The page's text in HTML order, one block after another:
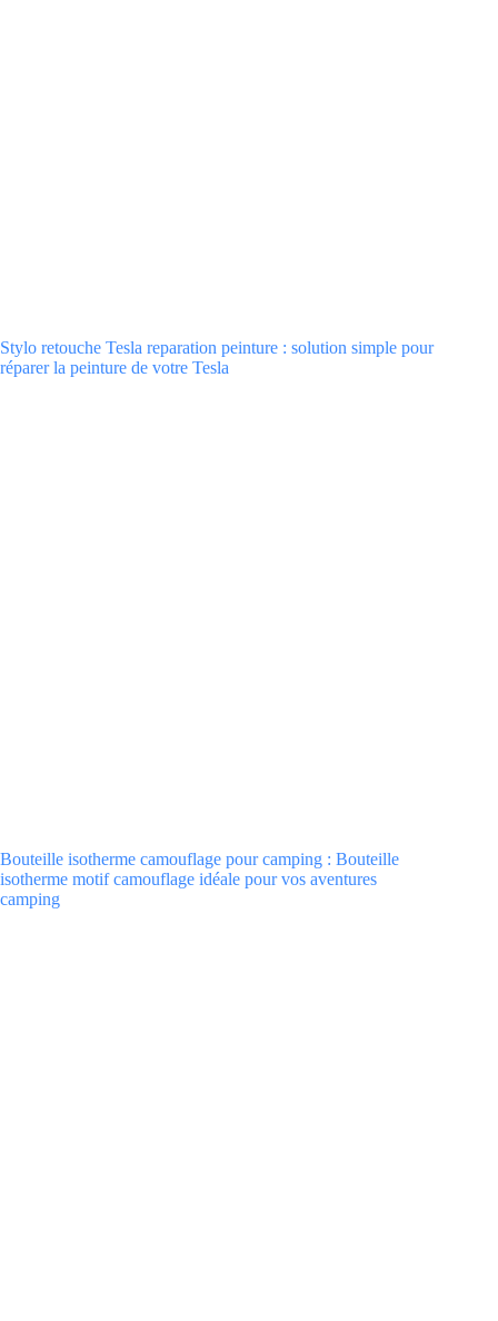
Stylo retouche Tesla reparation peinture : solution simple pour
réparer la peinture de votre Tesla
Bouteille isotherme camouflage pour camping : Bouteille
isotherme motif camouflage idéale pour vos aventures
camping